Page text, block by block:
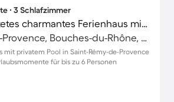
∙ 3 Schlafzimmer
Voll ausgestattetes charmantes Ferienhaus mit Terrasse, Garten und Grill
Les Baux-de-Provence, Bouches-du-Rhône, Frankreich
mit privatem Pool in Saint-Rémy-de-Provence
für bis zu 6 Personen